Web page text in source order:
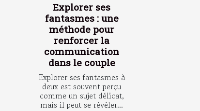
Explorer ses
fantasmes : une
méthode pour
renforcer la
communication
dans le couple
Explorer ses fantasmes à
deux est souvent perçu
comme un sujet délicat,
mais il peut se révéler...